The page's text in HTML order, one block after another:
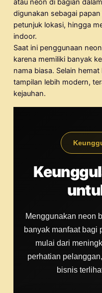
atau neon di bagian
digunakan sebagai
petunjuk lokasi, hingga
indoor.
Saat ini penggunaan
karena memiliki banyak
nama biasa. Selain
tampilan lebih modern,
kejauhan.
Menggunakan neon
banyak manfaat bagi
mulai dari
perhatian
bisnis